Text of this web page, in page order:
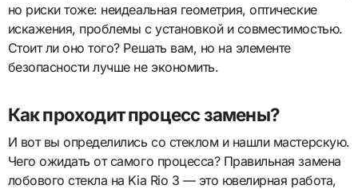
но риски тоже: неидеальная геометрия, оптические
искажения, проблемы с установкой и совместимостью.
Стоит ли оно того? Решать вам, но на элементе
безопасности лучше не экономить.
Как проходит процесс замены?
И вот вы определились со стеклом и нашли мастерскую.
Чего ожидать от самого процесса? Правильная замена
лобового стекла на Kia Rio 3 — это ювелирная работа,